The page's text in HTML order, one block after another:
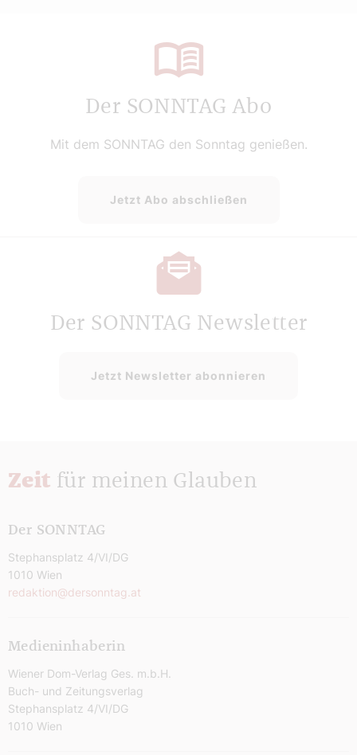
Der SONNTAG Abo
Mit dem SONNTAG den Sonntag genießen.
Jetzt Abo abschließen
Der SONNTAG Newsletter
Jetzt Newsletter abonnieren
Zeit für meinen Glauben
Der SONNTAG
Stephansplatz 4/VI/DG
1010 Wien
redaktion@dersonntag.at
Medieninhaberin
Wiener Dom-Verlag Ges. m.b.H.
Buch- und Zeitungsverlag
Stephansplatz 4/VI/DG
1010 Wien